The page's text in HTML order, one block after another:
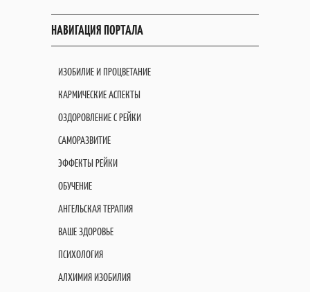
НАВИГАЦИЯ ПОРТАЛА
ИЗОБИЛИЕ И ПРОЦВЕТАНИЕ
КАРМИЧЕСКИЕ АСПЕКТЫ
ОЗДОРОВЛЕНИЕ С РЕЙКИ
САМОРАЗВИТИЕ
ЭФФЕКТЫ РЕЙКИ
ОБУЧЕНИЕ
АНГЕЛЬСКАЯ ТЕРАПИЯ
ВАШЕ ЗДОРОВЬЕ
ПСИХОЛОГИЯ
АЛХИМИЯ ИЗОБИЛИЯ